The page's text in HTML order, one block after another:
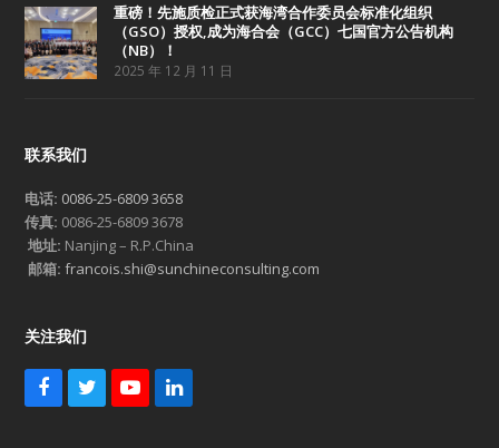
重磅！先施质检正式获海湾合作委员会标准化组织
（GSO）授权,成为海合会（GCC）七国官方公告机构
（NB）！
2025 年 12 月 11 日
联系我们
电话: 0086-25-6809 3658
传真: 0086-25-6809 3678
地址: Nanjing – R.P.China
邮箱: francois.shi@sunchineconsulting.com
关注我们
F T Y L